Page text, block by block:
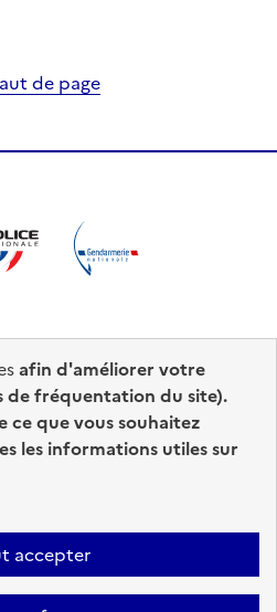
de page
info.gouv.fr
Mentions légales
Plan du site
afin d'améliorer votre
de fréquentation du site).
ce que vous souhaitez
les informations utiles sur
accepter